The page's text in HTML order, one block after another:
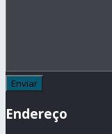
Endereço